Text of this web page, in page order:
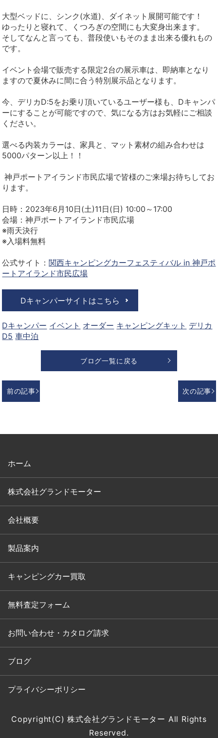
大型ベッドに、シンク(水道)、ダイネット展開可能です！
ゆったりと寝れて、くつろぎの空間にも大変身出来ます。
そしてなんと言っても、普段使いもそのまま出来る優れもの
です。
イベント会場で販売する限定2台の展示車は、即納車となり
ますので夏休みに間に合う特別展示品となります。
今、デリカD:5をお乗り頂いているユーザー様も、Dキャンパ
ーにすることが可能ですので、気になる方はお気軽にご相談
ください。
選べる内装カラーは、家具と、マット素材の組み合わせは
5000パターン以上！！
神戸ポートアイランド市民広場で皆様のご来場お待ちしてお
ります。
日時：2023年6月10日(土)11日(日) 10:00～17:00
会場：神戸ポートアイランド市民広場
※雨天決行
※入場料無料
公式サイト：関西キャンピングカーフェスティバル in 神戸ポ
ートアイランド市民広場
Dキャンパーサイトはこちら
Dキャンパー イベント オーダー キャンピングキット デリカ
D5 車中泊
ブログ一覧に戻る
前の記事 次の記事
ホーム
株式会社グランドモーター
会社概要
製品案内
キャンピングカー買取
無料査定フォーム
お問い合わせ・カタログ請求
ブログ
プライバシーポリシー
Copyright(C) 株式会社グランドモーター All Rights
Reserved.